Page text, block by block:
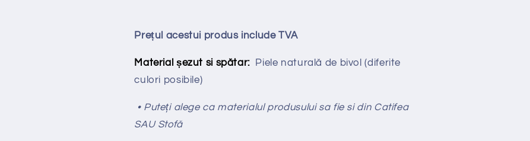
Prețul acestui produs include TVA
Material șezut si spătar:
Piele naturală de bivol (diferite
culori posibile)
• Puteți alege ca materialul produsului sa fie si din Catifea
SAU Stofă